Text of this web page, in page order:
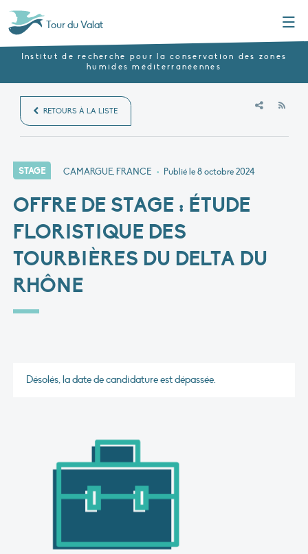
Tour du Valat
Institut de recherche pour la conservation des zones
humides méditerranéennes
RETOURS À LA LISTE
STAGE CAMARGUE, FRANCE • Publié le8 octobre 2024
OFFRE DE STAGE : ÉTUDE
FLORISTIQUE DES
TOURBIÈRES DU DELTA DU
RHÔNE
Désolés, la date de candidature est dépassée.